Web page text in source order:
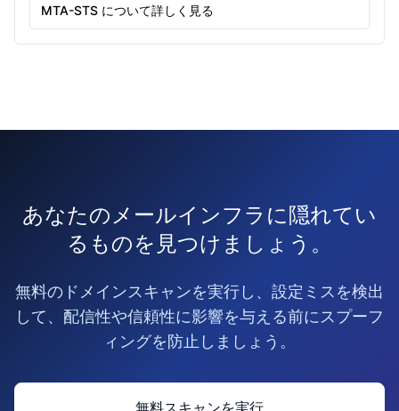
MTA-STS について詳しく見る
あなたのメールインフラに隠れてい
るものを見つけましょう。
無料のドメインスキャンを実行し、設定ミスを検出
して、配信性や信頼性に影響を与える前にスプーフ
ィングを防止しましょう。
無料スキャンを実行